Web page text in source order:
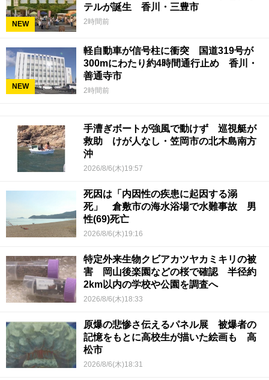
NEW
テルが誕生 香川・三豊市
2時間前
NEW
軽自動車が信号柱に衝突 国道319号が
300mにわたり約4時間通行止め 香川・
善通寺市
2時間前
手漕ぎボートが強風で動けず 巡視艇が
救助 けが人なし・笠岡市の北木島南方
沖
2026/8/6(木)19:57
死因は「内因性の疾患に起因する溺
死」 倉敷市の海水浴場で水難事故 男
性(69)死亡
2026/8/6(木)19:16
特定外来生物クビアカツヤカミキリの被
害 岡山後楽園などの桜で確認 半径約
2km以内の学校や公園を調査へ
2026/8/6(木)18:33
原爆の悲惨さ伝えるパネル展 被爆者の
記憶をもとに高校生が描いた絵画も 高
松市
2026/8/6(木)18:31